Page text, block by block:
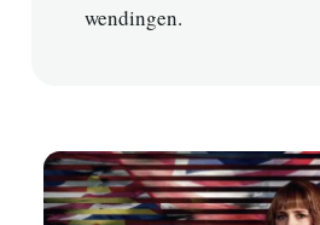
wendingen.